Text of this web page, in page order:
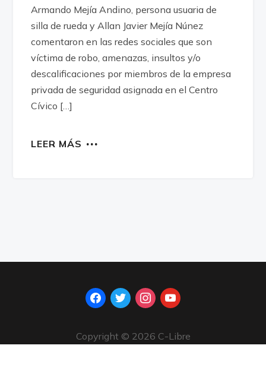
Armando Mejía Andino, persona usuaria de
silla de rueda y Allan Javier Mejía Núnez
comentaron en las redes sociales que son
víctima de robo, amenazas, insultos y/o
descalificaciones por miembros de la empresa
privada de seguridad asignada en el Centro
Cívico […]
LEER MÁS
facebooktwitterinstagram
youtube
Copyright © 2026 C-Libre